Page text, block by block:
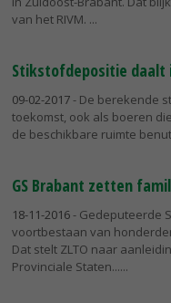
van het RIVM.
Stikstofdepositie daalt
09-02-2017- De berekende
toekomst, ook als boeren
de beschikbare ruimte
GS Brabant zetten
18-11-2016- Gedeputeerde
voortbestaan van
Dat stelt ZLTO naar
Provinciale Staten...